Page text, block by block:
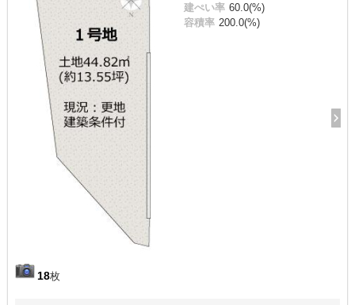
18枚
建ぺい率 60.0(%)
容積率 200.0(%)